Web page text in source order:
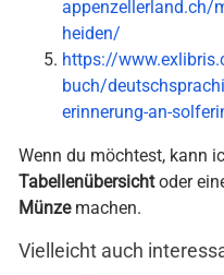
appenzellerland.ch/
heiden/
https://
buch/
erinnerung-an-
Wenn du möchtest, kann
Tabellenübersichtoder
Münzemachen.
Vielleicht auch